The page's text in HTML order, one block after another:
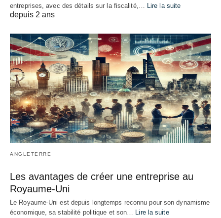
entreprises, avec des détails sur la fiscalité,… Lire la suite
depuis 2 ans
ANGLETERRE
Les avantages de créer une entreprise au
Royaume-Uni
Le Royaume-Uni est depuis longtemps reconnu pour son dynamisme
économique, sa stabilité politique et son… Lire la suite